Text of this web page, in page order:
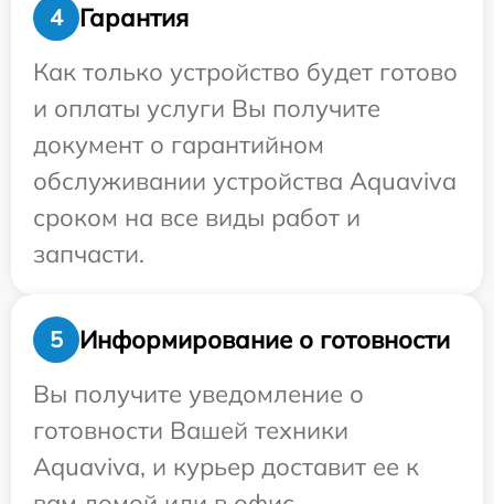
4
Гарантия
Как только устройство будет готово
и оплаты услуги Вы получите
документ о гарантийном
обслуживании устройства Aquaviva
сроком на все виды работ и
запчасти.
5
Информирование о готовности
Вы получите уведомление о
готовности Вашей техники
Aquaviva, и курьер доставит ее к